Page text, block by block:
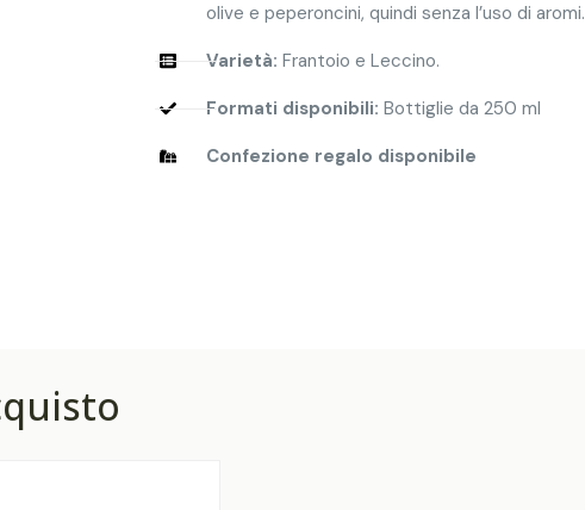
olive e peperoncini, quindi senza l’uso di aromi.
Varietà: Frantoio e Leccino.
Formati disponibili: Bottiglie da 250 ml
Confezione regalo disponibile